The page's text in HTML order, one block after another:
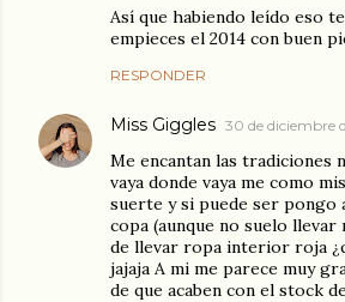
Así que habiendo leído eso
empieces el 2014 con buen
RESPONDER
Miss Giggles 30 de diciembre
Me encantan las tradiciones
vaya donde vaya me como
suerte y si puede ser pongo
copa (aunque no suelo llevar
de llevar ropa interior roja
jajaja A mi me parece muy
de que acaben con el stock